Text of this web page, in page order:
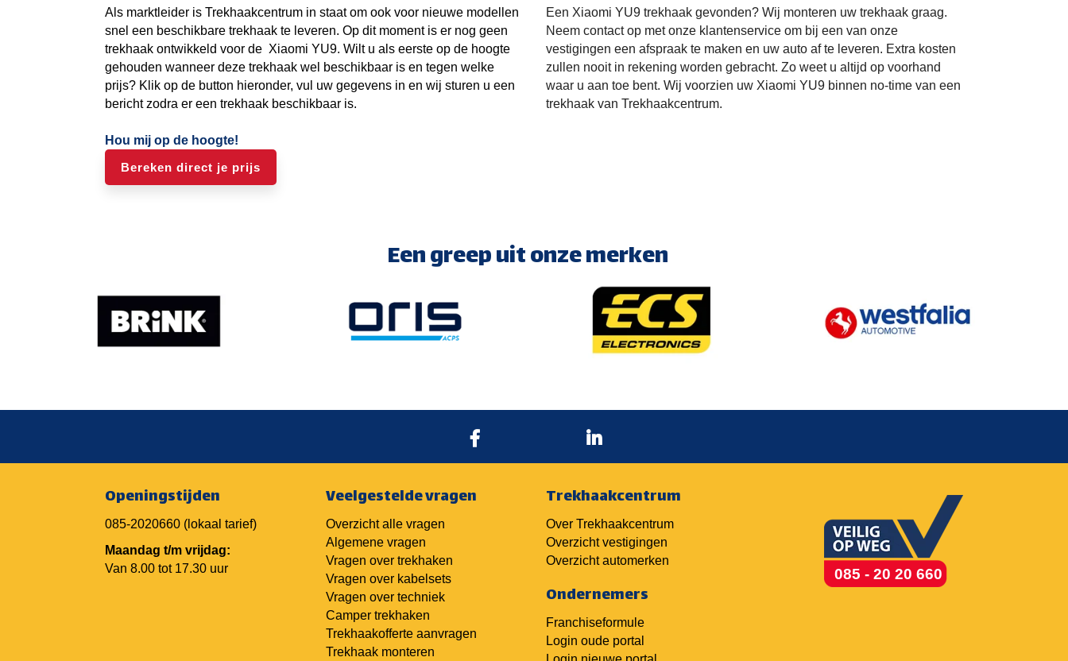
Als marktleider is Trekhaakcentrum in staat om ook voor nieuwe modellen
snel een beschikbare trekhaak te leveren. Op dit moment is er nog geen
trekhaak ontwikkeld voor de Xiaomi YU9. Wilt u als eerste op de hoogte
gehouden wanneer deze trekhaak wel beschikbaar is en tegen welke
prijs? Klik op de button hieronder, vul uw gegevens in en wij sturen u een
bericht zodra er een trekhaak beschikbaar is.
Hou mij op de hoogte!
Bereken direct je prijs
Een Xiaomi YU9 trekhaak gevonden? Wij monteren uw trekhaak graag.
Neem contact op met onze klantenservice om bij een van onze
vestigingen een afspraak te maken en uw auto af te leveren. Extra kosten
zullen nooit in rekening worden gebracht. Zo weet u altijd op voorhand
waar u aan toe bent. Wij voorzien uw Xiaomi YU9 binnen no-time van een
trekhaak van Trekhaakcentrum.
Een greep uit onze merken
Openingstijden
085-2020660 (lokaal tarief)
Maandag t/m vrijdag:
Van 8.00 tot 17.30 uur
Veelgestelde vragen
Overzicht alle vragen
Algemene vragen
Vragen over trekhaken
Vragen over kabelsets
Vragen over techniek
Camper trekhaken
Trekhaakofferte aanvragen
Trekhaak monteren
Trekhaakcentrum
Over Trekhaakcentrum
Overzicht vestigingen
Overzicht automerken
Ondernemers
Franchiseformule
Login oude portal
085 - 20 20 660